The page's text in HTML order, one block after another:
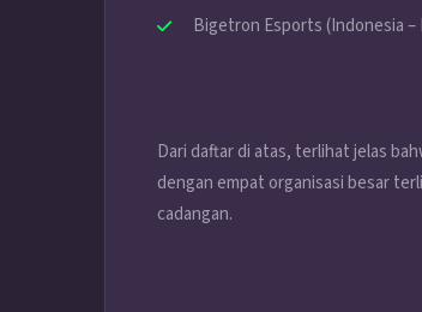
Bigetron Esports (Indonesia –
Dari daftar di atas, terlihat jelas
dengan empat organisasi besar
cadangan.